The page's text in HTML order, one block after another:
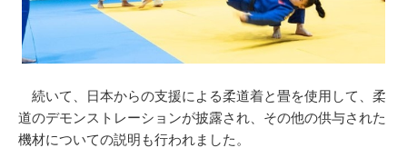
続いて、日本からの支援による柔道着と畳を使用して、柔
道のデモンストレーションが披露され、その他の供与された
機材についての説明も行われました。